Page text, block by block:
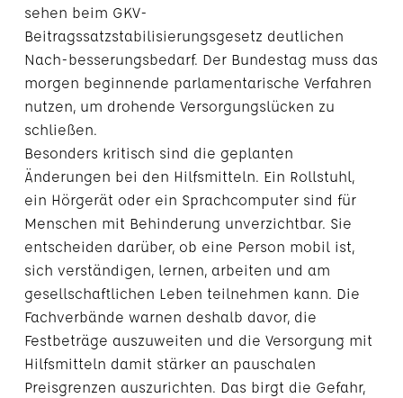
sehen beim GKV-
Beitragssatzstabilisierungsgesetz deutlichen
Nach-besserungsbedarf. Der Bundestag muss das
morgen beginnende parlamentarische Verfahren
nutzen, um drohende Versorgungslücken zu
schließen.
Besonders kritisch sind die geplanten
Änderungen bei den Hilfsmitteln. Ein Rollstuhl,
ein Hörgerät oder ein Sprachcomputer sind für
Menschen mit Behinderung unverzichtbar. Sie
entscheiden darüber, ob eine Person mobil ist,
sich verständigen, lernen, arbeiten und am
gesellschaftlichen Leben teilnehmen kann. Die
Fachverbände warnen deshalb davor, die
Festbeträge auszuweiten und die Versorgung mit
Hilfsmitteln damit stärker an pauschalen
Preisgrenzen auszurichten. Das birgt die Gefahr,